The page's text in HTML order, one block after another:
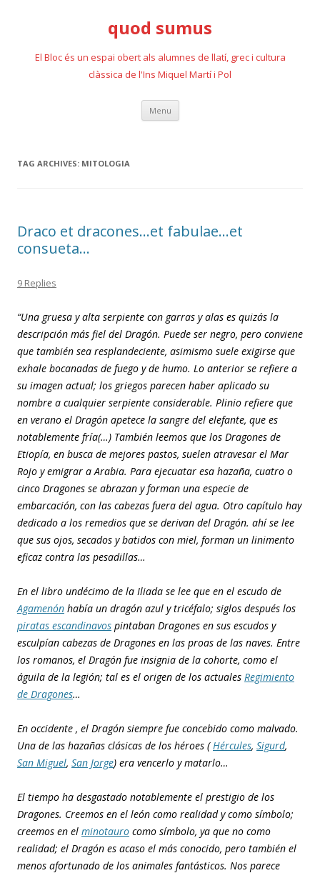
quod sumus
El Bloc és un espai obert als alumnes de llatí, grec i cultura
clàssica de l'Ins Miquel Martí i Pol
Menu Skip
content
TAG ARCHIVES: MITOLOGIA
Draco et dracones…et fabulae…et
consueta…
9 Replies
“Una gruesa y alta serpiente con garras y alas es quizás la
descripción más fiel del Dragón. Puede ser negro, pero conviene
que también sea resplandeciente, asimismo suele exigirse que
exhale bocanadas de fuego y de humo. Lo anterior se refiere a
su imagen actual; los griegos parecen haber aplicado su
nombre a cualquier serpiente considerable. Plinio refiere que
en verano el Dragón apetece la sangre del elefante, que es
notablemente fría(…) También leemos que los Dragones de
Etiopía, en busca de mejores pastos, suelen atravesar el Mar
Rojo y emigrar a Arabia. Para ejecuatar esa hazaña, cuatro o
cinco Dragones se abrazan y forman una especie de
embarcación, con las cabezas fuera del agua. Otro capítulo hay
dedicado a los remedios que se derivan del Dragón. ahí se lee
que sus ojos, secados y batidos con miel, forman un linimento
eficaz contra las pesadillas…
En el libro undécimo de la Iliada se lee que en el escudo de
Agamenón había un dragón azul y tricéfalo; siglos después los
piratas escandinavos pintaban Dragones en sus escudos y
esculpían cabezas de Dragones en las proas de las naves. Entre
los romanos, el Dragón fue insignia de la cohorte, como el
águila de la legión; tal es el origen de los actuales Regimiento
de Dragones…
En occidente , el Dragón siempre fue concebido como malvado.
Una de las hazañas clásicas de los héroes (Hércules, Sigurd,
San Miguel, San Jorge) era vencerlo y matarlo…
El tiempo ha desgastado notablemente el prestigio de los
Dragones. Creemos en el león como realidad y como símbolo;
creemos en el minotauro como símbolo, ya que no como
realidad; el Dragón es acaso el más conocido, pero también el
menos afortunado de los animales fantásticos. Nos parece